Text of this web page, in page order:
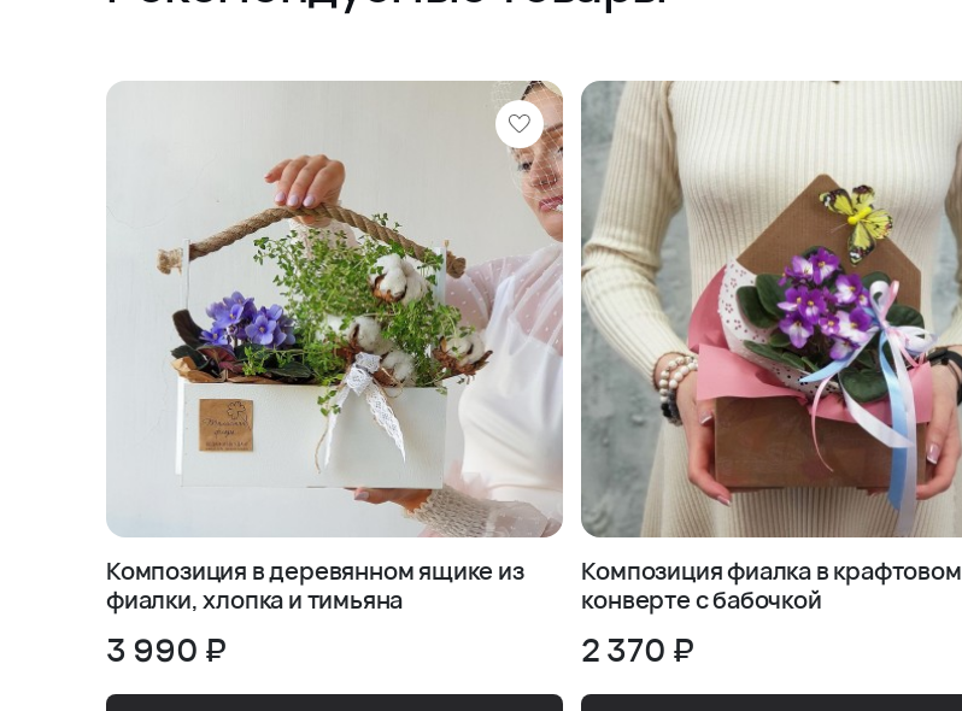
Композиция в деревянном ящике из
фиалки, хлопка и тимьяна
3 990 ₽
Композиция фиалка в крафтовом
конверте с бабочкой
2 370 ₽